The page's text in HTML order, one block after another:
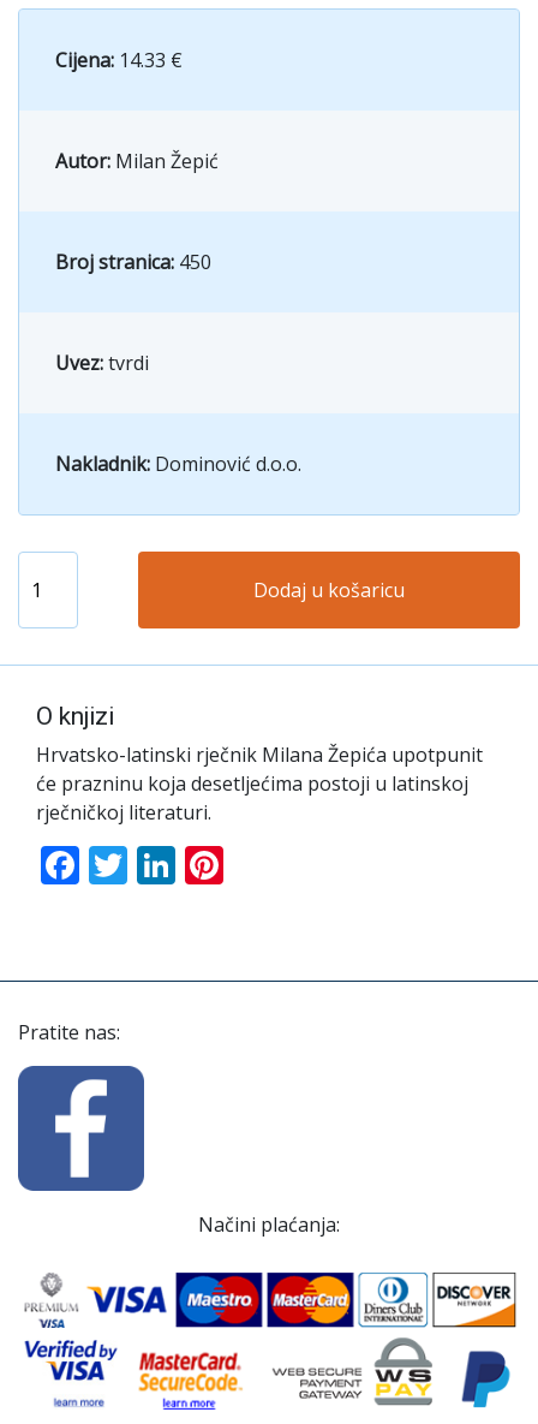
Cijena: 14.33 €
Autor: Milan Žepić
Broj stranica: 450
Uvez:tvrdi
Nakladnik: Dominović d.o.o.
Dodaj u košaricu
O knjizi
Hrvatsko-latinski rječnik Milana Žepića upotpunit
će prazninu koja desetljećima postoji u latinskoj
rječničkoj literaturi.
Facebook
TwitterLinkedIn
Pratite nas:
Načini plaćanja: